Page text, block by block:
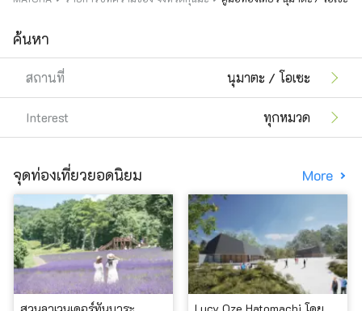
ค้นหา
สถานที่ นุมาตะ / โอเซะ
Interest ทุกหมวด
จุดท่องเที่ยวยอดนิยม More